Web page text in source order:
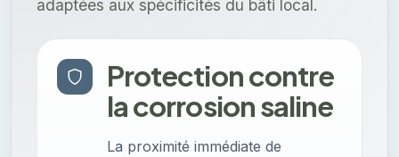
adaptées aux spécificités du bâti local.
Protection contre
la corrosion saline
La proximité immédiate de